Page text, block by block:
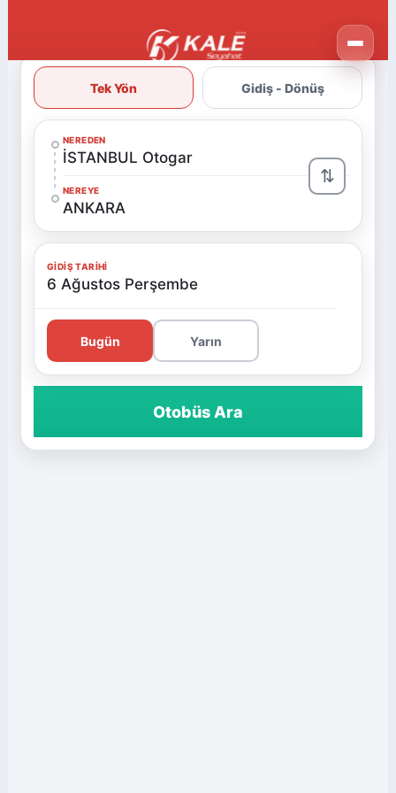
Tek Yön Gidiş - Dönüş
NEREDEN
İSTANBUL Otogar
NEREYE
ANKARA
⇅
GIDIŞ TARIHI
6 Ağustos Perşembe
Bugün Yarın
Otobüs Ara